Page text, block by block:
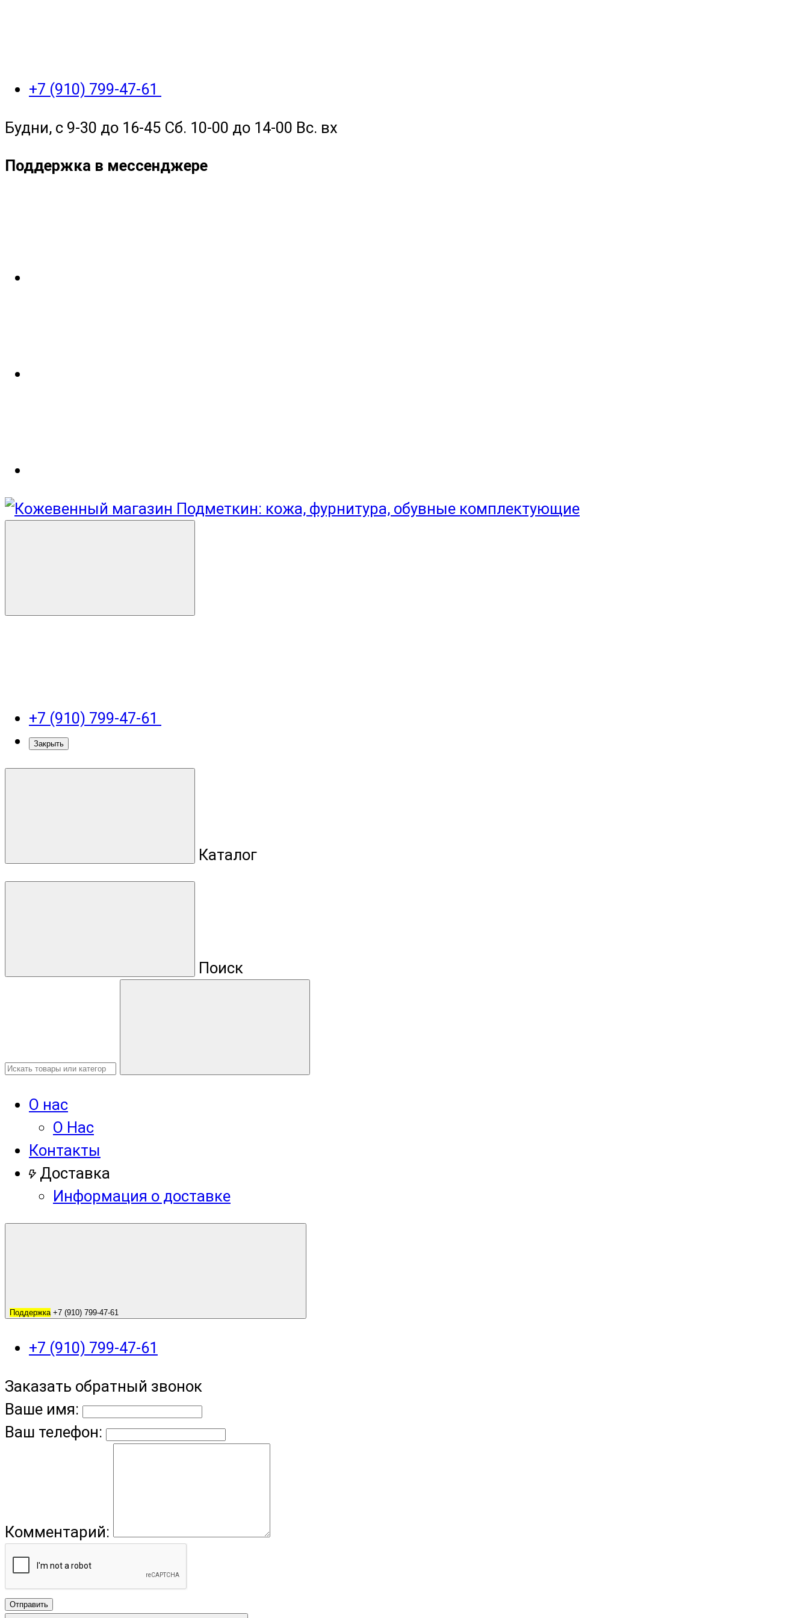
+7 (910) 799-47-61
Будни, с 9-30 до 16-45 Сб. 10-00 до 14-00 Вс. вх
Поддержка в мессенджере
+7 (910) 799-47-61
Закрыть
Каталог
Поиск
О нас
О Нас
Контакты
Доставка
Информация о доставке
Поддержка +7 (910) 799-47-61
+7 (910) 799-47-61
Заказать обратный звонок
Ваше имя:
Ваш телефон:
Комментарий:
Отправить